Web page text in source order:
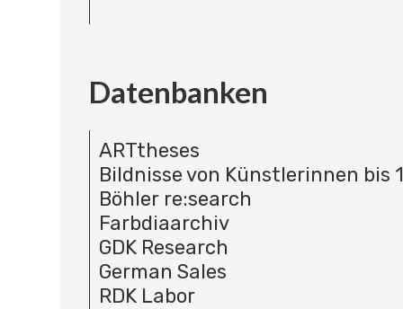
Datenbanken
ARTtheses
Bildnisse von Künstlerinnen bis
Böhler re:search
Farbdiaarchiv
GDK Research
German Sales
RDK Labor